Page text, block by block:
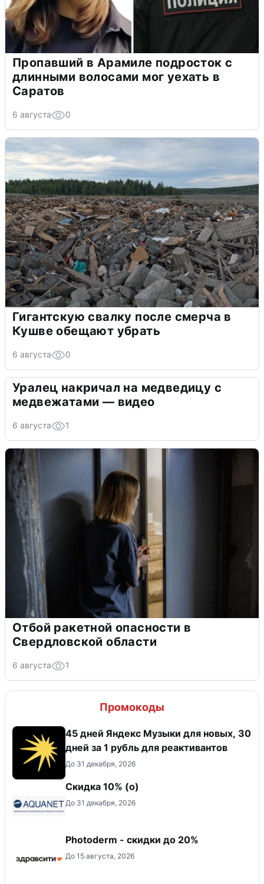
Пропавший в Арамиле подросток с
длинными волосами мог уехать в
Саратов
6 августа 0
Гигантскую свалку после смерча в
Кушве обещают убрать
6 августа 0
Уралец накричал на медведицу с
медвежатами — видео
6 августа 1
Отбой ракетной опасности в
Свердловской области
6 августа 1
Промокоды
45 дней Яндекс Музыки для новых, 30
дней за 1 рубль для реактивантов
До 31 декабря, 2026
Скидка 10% (о)
До 31 декабря, 2026
Photoderm - скидки до 20%
До 15 августа, 2026